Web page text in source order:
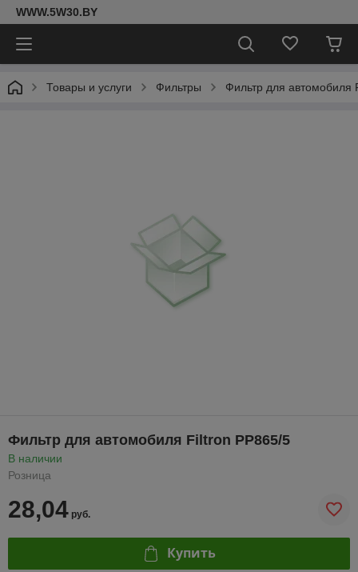
WWW.5W30.BY
Товары и услуги Фильтры Фильтр для автомобиля
Фильтр для автомобиля Filtron PP865/5
В наличии
Розница
28,04 руб.
Купить